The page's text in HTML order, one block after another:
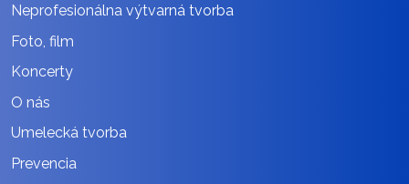
Neprofesionálna výtvarná tvorba
Foto, film
Koncerty
O nás
Umelecká tvorba
Prevencia